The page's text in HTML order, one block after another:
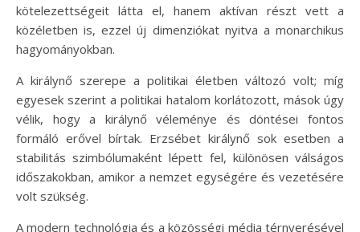
kötelezettségeit látta el, hanem aktívan részt vett a
közéletben is, ezzel új dimenziókat nyitva a monarchikus
hagyományokban.
A királynő szerepe a politikai életben változó volt; míg
egyesek szerint a politikai hatalom korlátozott, mások úgy
vélik, hogy a királynő véleménye és döntései fontos
formáló erővel bírtak. Erzsébet királynő sok esetben a
stabilitás szimbólumaként lépett fel, különösen válságos
időszakokban, amikor a nemzet egységére és vezetésére
volt szükség.
A modern technológia és a közösségi média térnyerésével